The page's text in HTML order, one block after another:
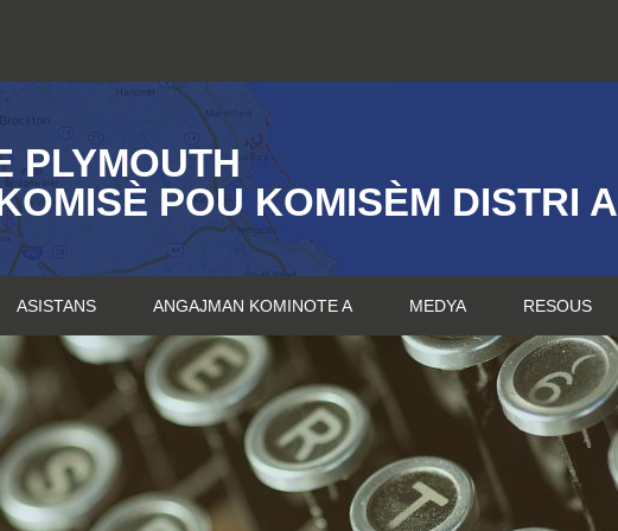
PLYMOUTH
POU KOMISÈM DISTRI A
ASISTANS ANGAJMAN KOMINOTE A MEDYA RESOUS